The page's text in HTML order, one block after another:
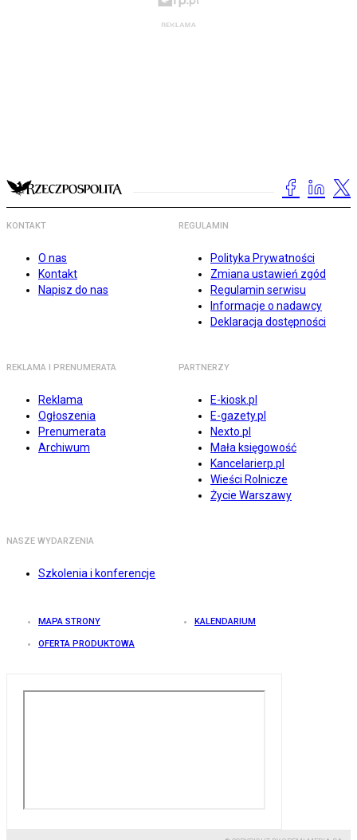
KONTAKT
O nas
Kontakt
Napisz do nas
REGULAMIN
Polityka Prywatności
Zmiana ustawień zgód
Regulamin serwisu
Informacje o nadawcy
Deklaracja dostępności
REKLAMA I PRENUMERATA
Reklama
Ogłoszenia
Prenumerata
Archiwum
PARTNERZY
E-kiosk.pl
E-gazety.pl
Nexto.pl
Mała księgowość
Kancelarierp.pl
Wieści Rolnicze
Życie Warszawy
NASZE WYDARZENIA
Szkolenia i konferencje
MAPA STRONY KALENDARIUM
OFERTA PRODUKTOWA